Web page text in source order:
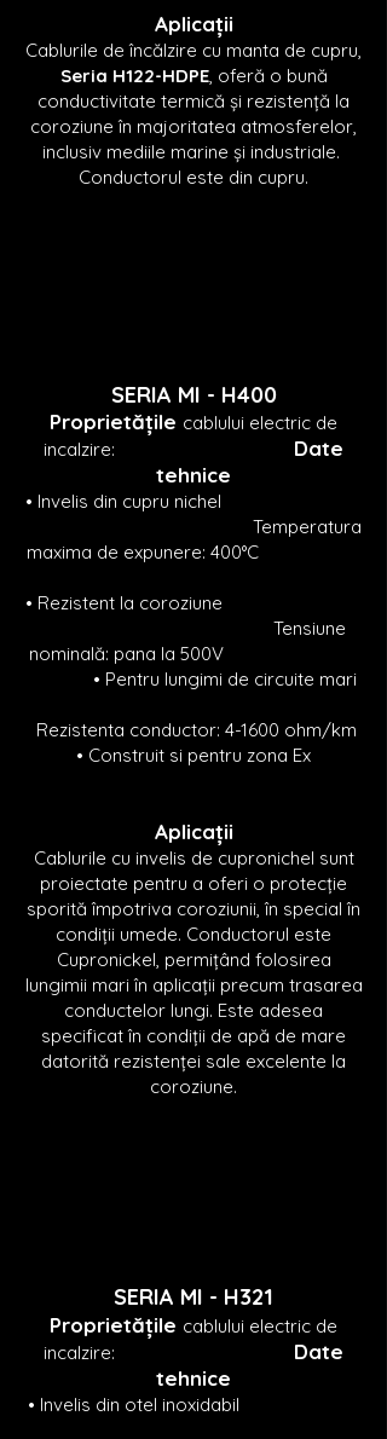
Aplicații
Cablurile de încălzire cu manta de cupru,
Seria H122-HDPE, oferă o bună
conductivitate termică și rezistență la
coroziune în majoritatea atmosferelor,
inclusiv mediile marine și industriale.
Conductorul este din cupru.
SERIA MI - H400
Proprietățile cablului electric de
incalzire:
Date
tehnice
• Invelis din cupru nichel
Temperatura
maxima de expunere: 400°C
• Rezistent la coroziune
Tensiune
nominală: pana la 500V
• Pentru lungimi de circuite mari
Rezistenta conductor: 4-1600 ohm/km
• Construit si pentru zona Ex
Aplicații
Cablurile cu invelis de cupronichel sunt
proiectate pentru a oferi o protecție
sporită împotriva coroziunii, în special în
condiții umede. Conductorul este
Cupronickel, permițând folosirea
lungimii mari în aplicații precum trasarea
conductelor lungi. Este adesea
specificat în condiții de apă de mare
datorită rezistenței sale excelente la
coroziune.
SERIA MI - H321
Proprietățile cablului electric de
incalzire:
Date
tehnice
• Invelis din otel inoxidabil